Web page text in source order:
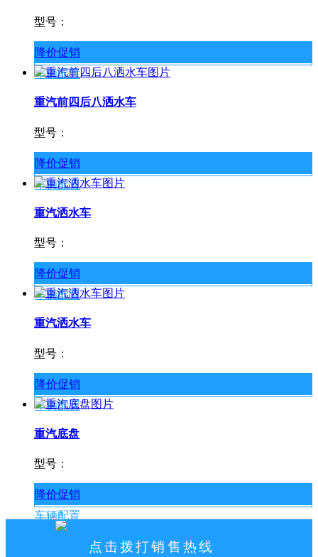
型号：
降价促销
车辆配置
重汽前四后八洒水车
型号：
降价促销
车辆配置
重汽洒水车
型号：
降价促销
车辆配置
重汽洒水车
型号：
降价促销
车辆配置
重汽底盘
型号：
降价促销
车辆配置
点击拨打销售热线